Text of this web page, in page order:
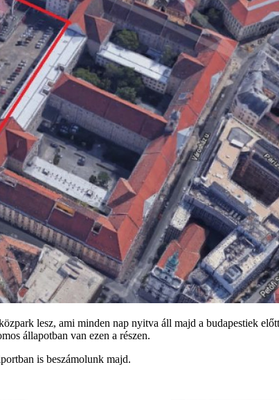
lesz, ami minden nap nyitva áll majd a budapestiek
állapotban van ezen a részen.
is beszámolunk majd.